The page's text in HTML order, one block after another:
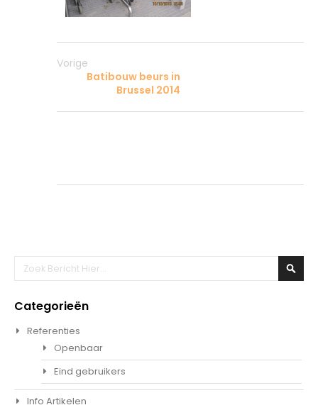
Vorige
Batibouw beurs in
Brussel 2014
Zoeken
Categorieën
Referenties
Openbaar
Eind gebruikers
Info Artikelen